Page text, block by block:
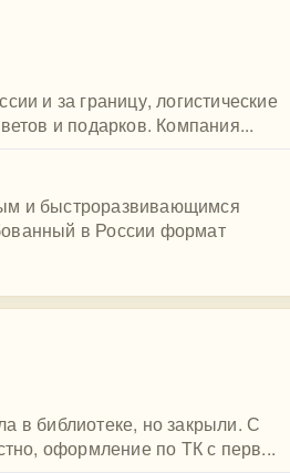
и за границу, логистические
и подарков. Компания...
и быстроразвивающимся
в России формат
в библиотеке, но закрыли. С
оформление по ТК с перв...